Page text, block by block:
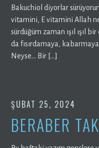
Bakuchiol diyorlar
vitamini, E vitamini Allah
sürdüğüm zaman ışıl ışıl
da fısırdamaya,
Neyse… Bir […]
ŞUBAT 25, 2024
BERABER